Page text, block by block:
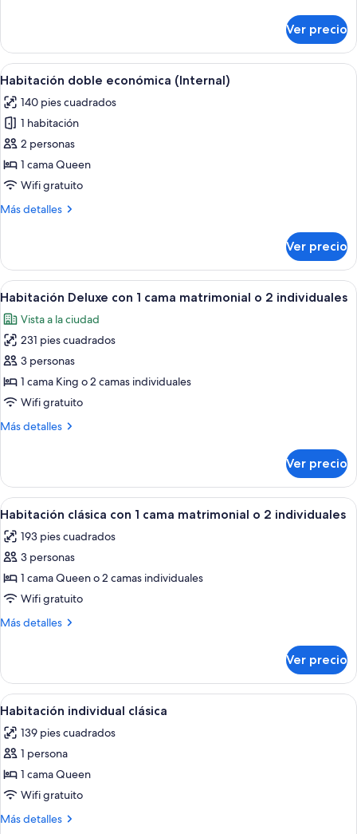
familiar,
habitaciones
conectadas
Ver precio
Abrir
todas
las
fotos
de
Habitación
doble
(Internal)
Una habitación de hotel con una
4
Habitación doble económica (Internal)
140 pies cuadrados
1 habitación
2 personas
1 cama Queen
Wifi gratuito
Más detalles
Más
doble
económica
(Internal)
Ver precio
Abrir
todas
las
fotos
de
Habitación
Deluxe
1
o
2
individuales
Habitación de hotel con cama,
6
Habitación Deluxe con 1 cama matrimonial o 2 individuales
Vista a la ciudad
231 pies cuadrados
3 personas
1 cama King o 2 camas individuales
Wifi gratuito
Más detalles
Más
Deluxe
con
1
matrimonial
o
individuales
Ver precio
Abrir
todas
las
fotos
de
Habitación
clásica
cama
matrimonial
o
2
individuales
Una habitación de hotel con una
4
Habitación clásica con 1 cama matrimonial o 2 individuales
193 pies cuadrados
3 personas
1 cama Queen o 2 camas individuales
Wifi gratuito
Más detalles
Más
clásica
con
1
matrimonial
o
individuales
Ver precio
Abrir
todas
las
fotos
de
Habitación
individual
Una habitación de hotel con una
4
Habitación individual clásica
139 pies cuadrados
1 persona
1 cama Queen
Wifi gratuito
Más detalles
Más